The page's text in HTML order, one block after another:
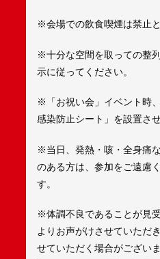
※会場での飲食喫煙は禁止
※十分な空間を取っての整
示に従ってください。
※「お祝い会」イベント時
感染防止シート」を設置さ
※当日、発熱・咳・全身痛
のある方は、参加をご遠慮
す。
※体調不良であることが見
よりお声がけさせていただ
せていただく場合がござい